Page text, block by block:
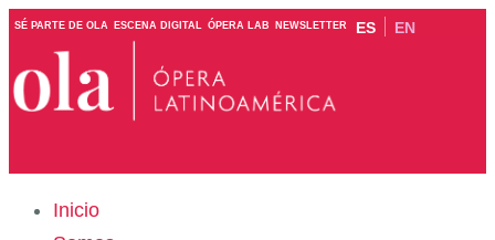
SÉ PARTE DE OLA ESCENA DIGITAL ÓPERA LAB NEWSLETTER ES EN
Inicio